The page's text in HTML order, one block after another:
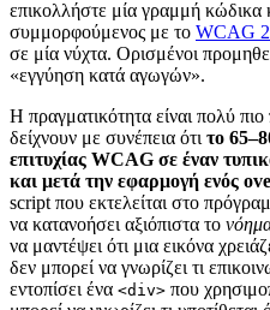
επικολλήστε μία γραμμή κώδικα
συμμορφούμενος με το WCAG
σε μία νύχτα. Ορισμένοι
«εγγύηση κατά αγωγών».
Η πραγματικότητα είναι πολύ
δείχνουν με συνέπεια ότιτο
επιτυχίας WCAG σε έναν
και μετά την εφαρμογή ενός
script που εκτελείται στο
να κατανοήσει αξιόπιστα το
να μαντέψει ότι μια εικόνα
δεν μπορεί να γνωρίζει τι
εντοπίσει ένα <div> που